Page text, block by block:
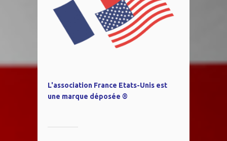
L'association France Etats-Unis est
une marque déposée ®